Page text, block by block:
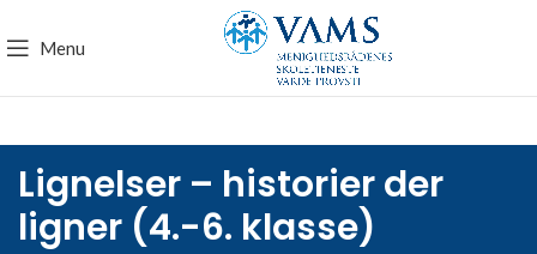
Menu
Lignelser – historier der
ligner (4.-6. klasse)